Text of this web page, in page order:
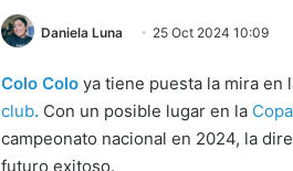
Daniela Luna 25 Oct 2024 10:09
Colo Colo ya tiene puesta la mira en
club. Con un posible lugar en la
campeonato nacional en 2024, la
futuro exitoso.